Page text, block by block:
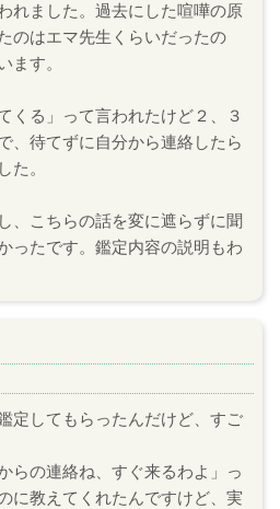
れました。過去にした喧嘩の原
のはエマ先生くらいだったの
ます。
くる」って言われたけど２、３
、待てずに自分から連絡したら
た。
、こちらの話を変に遮らずに聞
ったです。鑑定内容の説明もわ
定してもらったんだけど、すご
らの連絡ね、すぐ来るわよ」っ
に教えてくれたんですけど、実